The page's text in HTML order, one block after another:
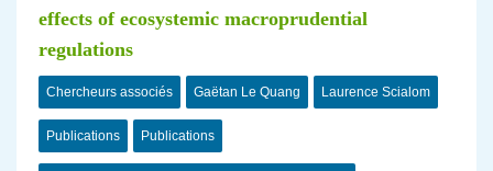
effects of ecosystemic macroprudential
regulations
Chercheurs associés Gaëtan Le Quang Laurence Scialom
Publications Publications